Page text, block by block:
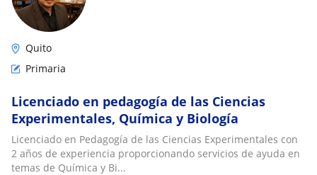
Quito
Primaria
Licenciado en pedagogía de las Ciencias
Experimentales, Química y Biología
Licenciado en Pedagogía de las Ciencias Experimentales con
2 años de experiencia proporcionando servicios de ayuda en
temas de Química y Bi...